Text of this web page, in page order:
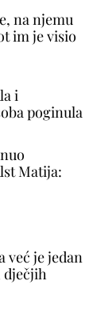
na njemu
im je visio
i
poginula
Matija:
već je jedan
dječjih